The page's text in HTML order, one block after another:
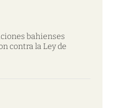
bahienses
contra la Ley de